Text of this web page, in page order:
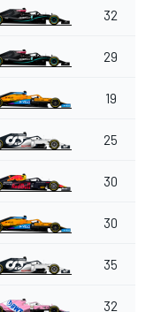
32
29
19
25
30
30
35
32